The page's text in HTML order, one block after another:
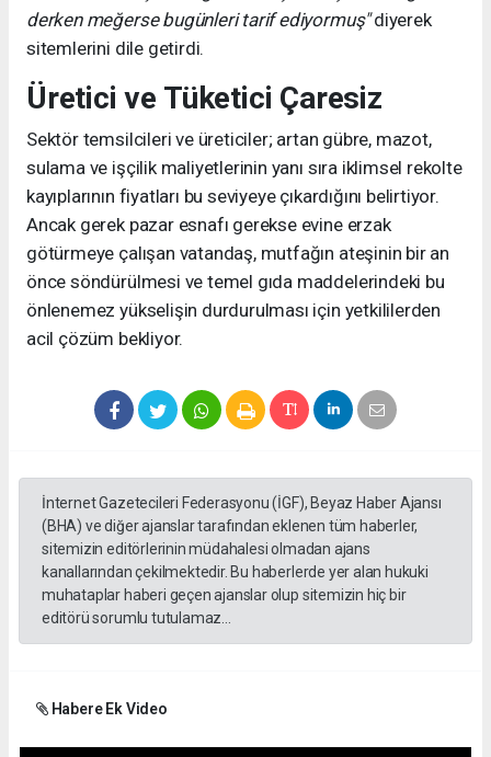
derken meğerse bugünleri tarif ediyormuş"diyerek
sitemlerini dile getirdi.
Üretici ve Tüketici Çaresiz
Sektör temsilcileri ve üreticiler; artan gübre, mazot,
sulama ve işçilik maliyetlerinin yanı sıra iklimsel rekolte
kayıplarının fiyatları bu seviyeye çıkardığını belirtiyor.
Ancak gerek pazar esnafı gerekse evine erzak
götürmeye çalışan vatandaş, mutfağın ateşinin bir an
önce söndürülmesi ve temel gıda maddelerindeki bu
önlenemez yükselişin durdurulması için yetkililerden
acil çözüm bekliyor.
İnternet Gazetecileri Federasyonu (İGF), Beyaz Haber Ajansı
(BHA) ve diğer ajanslar tarafından eklenen tüm haberler,
sitemizin editörlerinin müdahalesi olmadan ajans
kanallarından çekilmektedir. Bu haberlerde yer alan hukuki
muhataplar haberi geçen ajanslar olup sitemizin hiç bir
editörü sorumlu tutulamaz...
Habere Ek Video